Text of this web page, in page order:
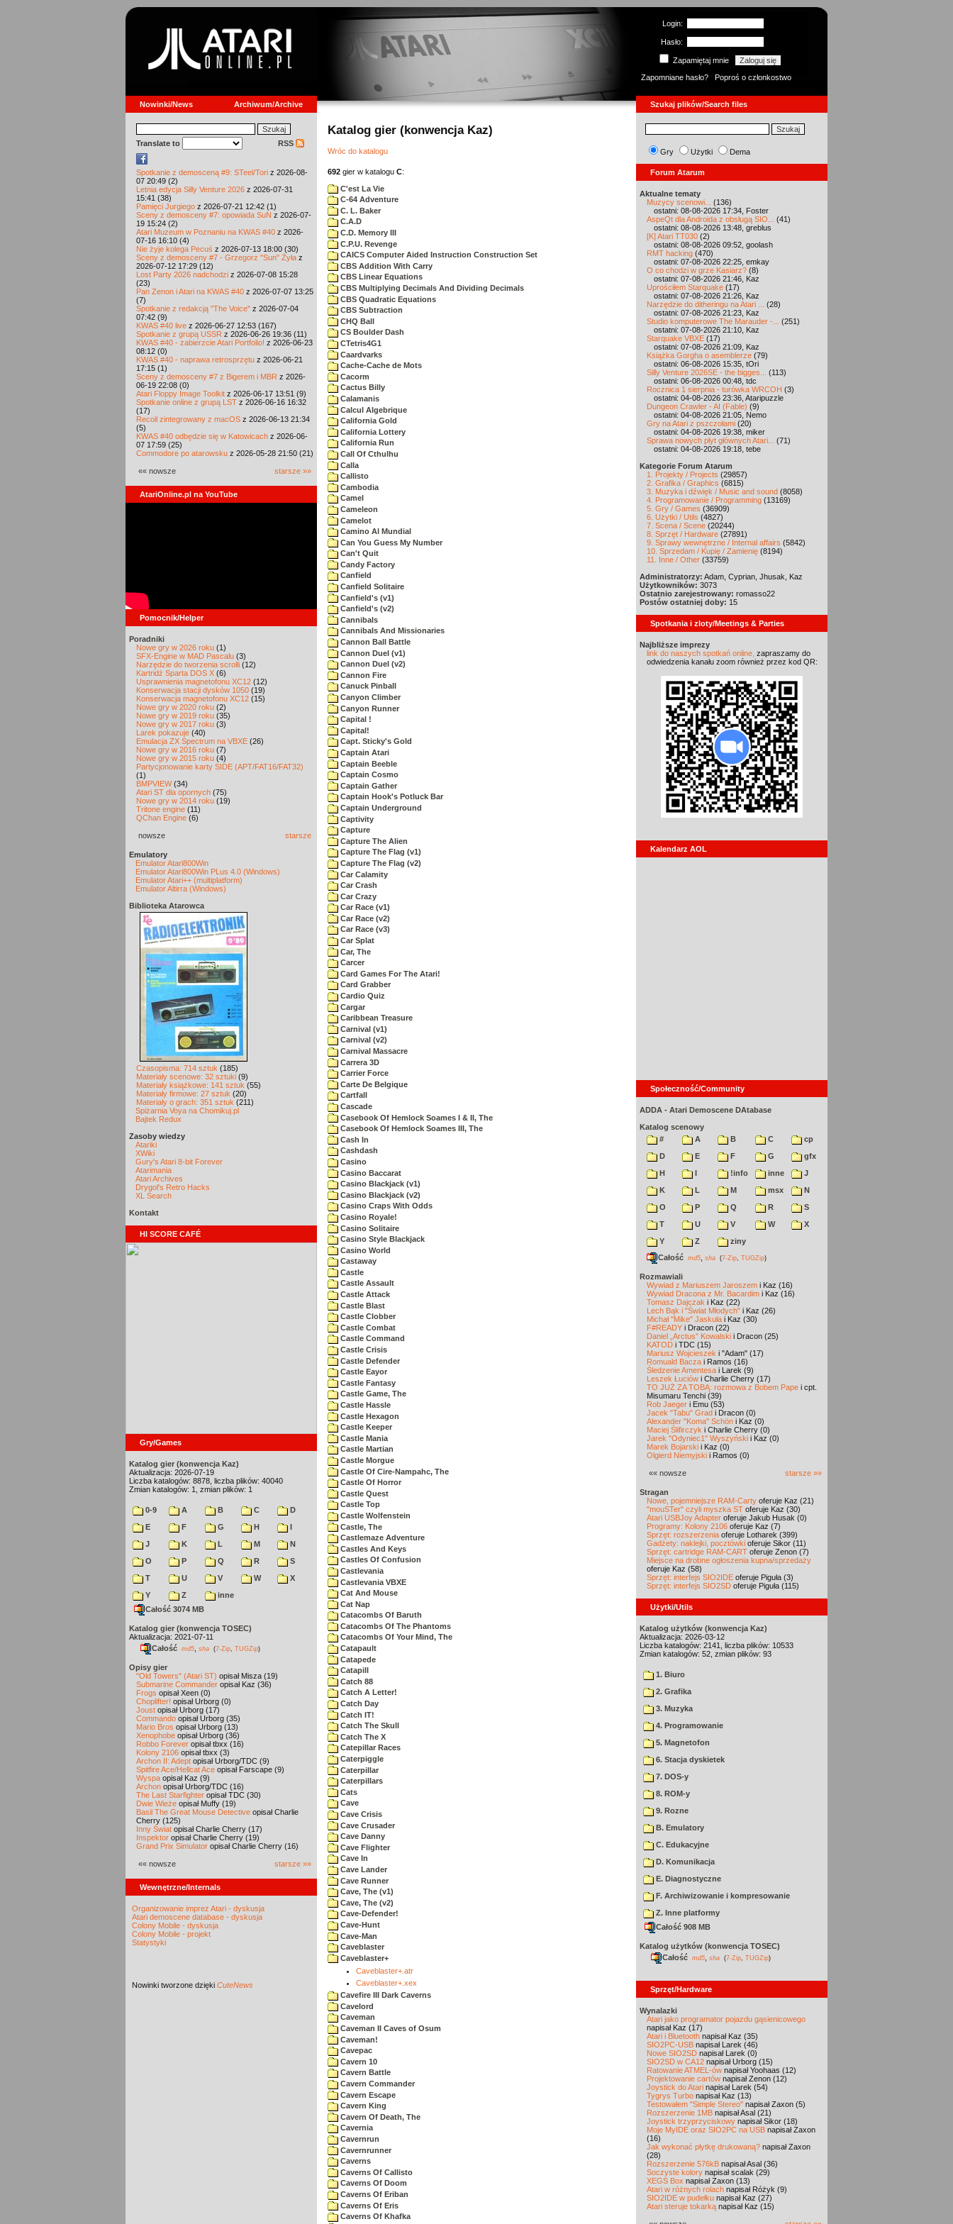
Login:
Hasło:
Zapamiętaj mnie
Zapomniane hasło?
Poproś o członkostwo
Nowinki/News Archiwum/Archive Szukaj plików/Search files
Translate to RSS
Spotkanie z demosceną #9: STeel/Tori z 2026-08-
07 20:49 (2)
Letnia edycja Silly Venture 2026 z 2026-07-31
15:41 (38)
Pamięci Jurgiego z 2026-07-21 12:42 (1)
Sceny z demosceny #7: opowiada SuN z 2026-07-
19 15:24 (2)
Atari Muzeum w Poznaniu na KWAS #40 z 2026-
07-16 16:10 (4)
Nie żyje kolega Pecuś z 2026-07-13 18:00 (30)
Sceny z demosceny #7 - Grzegorz "Sun" Żyła z
2026-07-12 17:29 (12)
Lost Party 2026 nadchodzi z 2026-07-08 15:28
(23)
Pan Zenon i Atari na KWAS #40 z 2026-07-07 13:25
(7)
Spotkanie z redakcją "The Voice" z 2026-07-04
07:42 (9)
KWAS #40 live z 2026-06-27 12:53 (167)
Spotkanie z grupą USSR z 2026-06-26 19:36 (11)
KWAS #40 - zabierzcie Atari Portfolio! z 2026-06-23
08:12 (0)
KWAS #40 - naprawa retrosprzętu z 2026-06-21
17:15 (1)
Sceny z demosceny #7 z Bigerem i MBR z 2026-
06-19 22:08 (0)
Atari Floppy Image Toolkit z 2026-06-17 13:51 (9)
Spotkanie online z grupą LST z 2026-06-16 16:32
(17)
Recoil zintegrowany z macOS z 2026-06-13 21:34
(5)
KWAS #40 odbędzie się w Katowicach z 2026-06-
07 17:59 (25)
Commodore po atarowsku z 2026-05-28 21:50 (21)
«« nowsze starsze »»
AtariOnline.pl na YouTube
Pomocnik/Helper
Poradniki
Nowe gry w 2026 roku (1)
SFX-Engine w MAD Pascalu (3)
Narzędzie do tworzenia scrolli (12)
Kartridż Sparta DOS X (6)
Usprawnienia magnetofonu XC12 (12)
Konserwacja stacji dysków 1050 (19)
Konserwacja magnetofonu XC12 (15)
Nowe gry w 2020 roku (2)
Nowe gry w 2019 roku (35)
Nowe gry w 2017 roku (3)
Larek pokazuje (40)
Emulacja ZX Spectrum na VBXE (26)
Nowe gry w 2016 roku (7)
Nowe gry w 2015 roku (4)
Partycjonowanie karty SIDE (APT/FAT16/FAT32)
(1)
BMPVIEW(34)
Atari ST dla opornych (75)
Nowe gry w 2014 roku (19)
Tritone engine (11)
QChan Engine (6)
nowsze starsze
Emulatory
Emulator Atari800Win
Emulator Atari800Win PLus 4.0 (Windows)
Emulator Atari++ (multiplatform)
Emulator Altirra (Windows)
Biblioteka Atarowca
Czasopisma: 714 sztuk (185)
Materiały scenowe: 32 sztuki (9)
Materiały książkowe: 141 sztuk (55)
Materiały firmowe: 27 sztuk (20)
Materiały o grach: 351 sztuk (211)
Spiżarnia Voya na Chomikuj.pl
Bajtek Redux
Zasoby wiedzy
Atariki
XWiki
Gury's Atari 8-bit Forever
Atarimania
Atari Archives
Drygol's Retro Hacks
XL Search
Kontakt
HI SCORE CAFÉ
Gry/Games
Katalog gier (konwencja Kaz)
Aktualizacja: 2026-07-19
Liczba katalogów: 8878, liczba plików: 40040
Zmian katalogów: 1, zmian plików: 1
0-9 A B C
D
E
F G H
I
J
K L M
N
O
P Q R
S
T
U V W
X
Y
Z
inne
Całość 3074 MB
Katalog gier (konwencja TOSEC)
Aktualizacja: 2021-07-11
Całość md5 sha (7-Zip TUGZip)
Opisy gier
"Old Towers" (Atari ST) opisał Misza (19)
Submarine Commander opisał Kaz (36)
Frogs opisał Xeen (0)
Choplifter! opisał Urborg (0)
Joust opisał Urborg (17)
Commando opisał Urborg (35)
Mario Bros opisał Urborg (13)
Xenophobe opisał Urborg (36)
Robbo Forever opisał tbxx (16)
Kolony 2106 opisał tbxx (3)
Archon II: Adept opisał Urborg/TDC (9)
Spitfire Ace/Hellcat Ace opisał Farscape (9)
Wyspa opisał Kaz (9)
Archon opisał Urborg/TDC (16)
The Last Starfighter opisał TDC (30)
Dwie Wieże opisał Muffy (19)
Basil The Great Mouse Detective opisał Charlie
Cherry (125)
Inny Świat opisał Charlie Cherry (17)
Inspektor opisał Charlie Cherry (19)
Grand Prix Simulator opisał Charlie Cherry (16)
«« nowsze starsze »»
Wewnętrzne/Internals
Organizowanie imprez Atari - dyskusja
Atari demoscene database - dyskusja
Colony Mobile - dyskusja
Colony Mobile - projekt
Statystyki
Nowinki tworzone dzięki CuteNews
Katalog gier (konwencja Kaz)
Wróc do katalogu
692 gier w katalogu C:
C'est La Vie
C-64 Adventure
C. L. Baker
C.A.D
C.D. Memory III
C.P.U. Revenge
CAICS Computer Aided Instruction Construction Set
CBS Addition With Carry
CBS Linear Equations
CBS Multiplying Decimals And Dividing Decimals
CBS Quadratic Equations
CBS Subtraction
CHQ Ball
CS Boulder Dash
CTetris4G1
Caardvarks
Cache-Cache de Mots
Cacorm
Cactus Billy
Calamanis
Calcul Algebrique
California Gold
California Lottery
California Run
Call Of Cthulhu
Calla
Callisto
Cambodia
Camel
Cameleon
Camelot
Camino Al Mundial
Can You Guess My Number
Can't Quit
Candy Factory
Canfield
Canfield Solitaire
Canfield's (v1)
Canfield's (v2)
Cannibals
Cannibals And Missionaries
Cannon Ball Battle
Cannon Duel (v1)
Cannon Duel (v2)
Cannon Fire
Canuck Pinball
Canyon Climber
Canyon Runner
Capital !
Capital!
Capt. Sticky's Gold
Captain Atari
Captain Beeble
Captain Cosmo
Captain Gather
Captain Hook's Potluck Bar
Captain Underground
Captivity
Capture
Capture The Alien
Capture The Flag (v1)
Capture The Flag (v2)
Car Calamity
Car Crash
Car Crazy
Car Race (v1)
Car Race (v2)
Car Race (v3)
Car Splat
Car, The
Carcer
Card Games For The Atari!
Card Grabber
Cardio Quiz
Cargar
Caribbean Treasure
Carnival (v1)
Carnival (v2)
Carnival Massacre
Carrera 3D
Carrier Force
Carte De Belgique
Cartfall
Cascade
Casebook Of Hemlock Soames I & II, The
Casebook Of Hemlock Soames III, The
Cash In
Cashdash
Casino
Casino Baccarat
Casino Blackjack (v1)
Casino Blackjack (v2)
Casino Craps With Odds
Casino Royale!
Casino Solitaire
Casino Style Blackjack
Casino World
Castaway
Castle
Castle Assault
Castle Attack
Castle Blast
Castle Clobber
Castle Combat
Castle Command
Castle Crisis
Castle Defender
Castle Eayor
Castle Fantasy
Castle Game, The
Castle Hassle
Castle Hexagon
Castle Keeper
Castle Mania
Castle Martian
Castle Morgue
Castle Of Cire-Nampahc, The
Castle Of Horror
Castle Quest
Castle Top
Castle Wolfenstein
Castle, The
Castlemaze Adventure
Castles And Keys
Castles Of Confusion
Castlevania
Castlevania VBXE
Cat And Mouse
Cat Nap
Catacombs Of Baruth
Catacombs Of The Phantoms
Catacombs Of Your Mind, The
Catapault
Catapede
Catapill
Catch 88
Catch A Letter!
Catch Day
Catch IT!
Catch The Skull
Catch The X
Catepillar Races
Caterpiggle
Caterpillar
Caterpillars
Cats
Cave
Cave Crisis
Cave Crusader
Cave Danny
Cave Flighter
Cave In
Cave Lander
Cave Runner
Cave, The (v1)
Cave, The (v2)
Cave-Defender!
Cave-Hunt
Cave-Man
Caveblaster
Caveblaster+
Caveblaster+.atr
Caveblaster+.xex
Cavefire III Dark Caverns
Cavelord
Caveman
Caveman II Caves of Osum
Caveman!
Cavepac
Cavern 10
Cavern Battle
Cavern Commander
Cavern Escape
Cavern King
Cavern Of Death, The
Cavernia
Cavernrun
Cavernrunner
Caverns
Caverns Of Callisto
Caverns Of Doom
Caverns Of Eriban
Caverns Of Eris
Caverns Of Khafka
Gry Użytki Dema
Forum Atarum
Aktualne tematy
Muzycy scenowi...
(136)
ostatni: 08-08-2026 17:34, Foster
AspeQt dla Androida z obsługą SIO...
(41)
ostatni: 08-08-2026 13:48, greblus
[K] Atari TT030 (2)
ostatni: 08-08-2026 09:52, goolash
RMT hacking (470)
ostatni: 07-08-2026 22:25, emkay
O co chodzi w grze Kasiarz? (8)
ostatni: 07-08-2026 21:46, Kaz
Uprościłem Starquake (17)
ostatni: 07-08-2026 21:26, Kaz
Narzędzie do ditheringu na Atari ...
(28)
ostatni: 07-08-2026 21:23, Kaz
Studio komputerowe The Marauder -...
(251)
ostatni: 07-08-2026 21:10, Kaz
Starquake VBXE (17)
ostatni: 07-08-2026 21:09, Kaz
Książka Gorgha o asemblerze (79)
ostatni: 06-08-2026 15:35, tOri
Silly Venture 2026SE - the bigges...
(113)
ostatni: 06-08-2026 00:48, tdc
Rocznica 1 sierpnia - turówka WRCOH (3)
ostatni: 04-08-2026 23:36, Ataripuzzle
Dungeon Crawler - AI (Fable) (9)
ostatni: 04-08-2026 21:05, Nemo
Gry na Atari z pszczołami (20)
ostatni: 04-08-2026 19:38, miker
Sprawa nowych płyt głównych Atari...
(71)
ostatni: 04-08-2026 19:18, tebe
Kategorie Forum Atarum
1. Projekty / Projects (29857)
2. Grafika / Graphics (6815)
3. Muzyka i dźwięk / Music and sound (8058)
4. Programowanie / Programming (13169)
5. Gry / Games (36909)
6. Użytki / Utils (4827)
7. Scena / Scene (20244)
8. Sprzęt / Hardware (27891)
9. Sprawy wewnętrzne / Internal affairs (5842)
10. Sprzedam / Kupię / Zamienię (8194)
11. Inne / Other (33759)
Administratorzy: Adam, Cyprian, Jhusak, Kaz
Użytkowników: 3073
Ostatnio zarejestrowany: romasso22
Postów ostatniej doby: 15
Spotkania i zloty/Meetings & Parties
Najbliższe imprezy
link do naszych spotkań online, zapraszamy do
odwiedzenia kanału zoom również przez kod QR:
Kalendarz AOL
Społeczność/Community
ADDA - Atari Demoscene DAtabase
Katalog scenowy
#
A B C
cp
D
E F G
gfx
H
I !info inne
J
K
L M msx
N
O
P Q R
S
T
U V W
X
Y
Z
ziny
Całość md5 sha (7-Zip TUGZip)
Rozmawiali
Wywiad z Mariuszem Jaroszem i Kaz (16)
Wywiad Dracona z Mr. Bacardim i Kaz (16)
Tomasz Dajczak i Kaz (22)
Lech Bąk i "Świat Młodych" i Kaz (26)
Michał "Mike" Jaskuła i Kaz (30)
F#READY i Dracon (22)
Daniel „Arctus” Kowalski i Dracon (25)
KATOD i TDC (15)
Mariusz Wojcieszek i "Adam" (17)
Romuald Bacza i Ramos (16)
Śledzenie Amentesa i Larek (9)
Leszek Łuciów i Charlie Cherry (17)
TO JUŻ ZA TOBĄ: rozmowa z Bobem Pape i cpt.
Misumaru Tenchi (39)
Rob Jaeger i Emu (53)
Jacek "Tabu" Grad i Dracon (0)
Alexander "Koma" Schön i Kaz (0)
Maciej Ślifirczyk i Charlie Cherry (0)
Jarek "Odyniec1" Wyszyński i Kaz (0)
Marek Bojarski i Kaz (0)
Olgierd Niemyjski i Ramos (0)
«« nowsze starsze »»
Stragan
Nowe, pojemniejsze RAM-Carty oferuje Kaz (21)
"mouSTer" czyli myszka ST oferuje Kaz (30)
Atari USBJoy Adapter oferuje Jakub Husak (0)
Programy: Kolony 2106 oferuje Kaz (7)
Sprzęt: rozszerzenia oferuje Lotharek (399)
Gadżety: naklejki, pocztówki oferuje Sikor (11)
Sprzęt: cartridge RAM-CART oferuje Zenon (7)
Miejsce na drobne ogłoszenia kupna/sprzedaży
oferuje Kaz (58)
Sprzęt: interfejs SIO2IDE oferuje Piguła (3)
Sprzęt: interfejs SIO2SD oferuje Piguła (115)
Użytki/Utils
Katalog użytków (konwencja Kaz)
Aktualizacja: 2026-03-12
Liczba katalogów: 2141, liczba plików: 10533
Zmian katalogów: 52, zmian plików: 93
1. Biuro
2. Grafika
3. Muzyka
4. Programowanie
5. Magnetofon
6. Stacja dyskietek
7. DOS-y
8. ROM-y
9. Rozne
B. Emulatory
C. Edukacyjne
D. Komunikacja
E. Diagnostyczne
F. Archiwizowanie i kompresowanie
Z. Inne platformy
Całość 908 MB
Katalog użytków (konwencja TOSEC)
Całość md5 sha (7-Zip TUGZip)
Sprzęt/Hardware
Wynalazki
Atari jako programator pojazdu gąsienicowego
napisał Kaz (17)
Atari i Bluetooth napisał Kaz (35)
SIO2PC-USB napisał Larek (46)
Nowe SIO2SD napisał Larek (0)
SIO2SD w CA12 napisał Urborg (15)
Ratowanie ATMEL-ów napisał Yoohaas (12)
Projektowanie cartów napisał Zenon (12)
Joystick do Atari napisał Larek (54)
Tygrys Turbo napisał Kaz (13)
Testowałem "Simple Stereo" napisał Zaxon (5)
Rozszerzenie 1MB napisał Asal (21)
Joystick trzyprzyciskowy napisał Sikor (18)
Moje MyIDE oraz SIO2PC na USB napisał Zaxon
(16)
Jak wykonać płytkę drukowaną? napisał Zaxon
(28)
Rozszerzenie 576kB napisał Asal (36)
Soczyste kolory napisał scalak (29)
XEGS Box napisał Zaxon (13)
Atari w różnych rolach napisał Różyk (9)
SIO2IDE w pudełku napisał Kaz (27)
Atari steruje tokarką napisał Kaz (15)